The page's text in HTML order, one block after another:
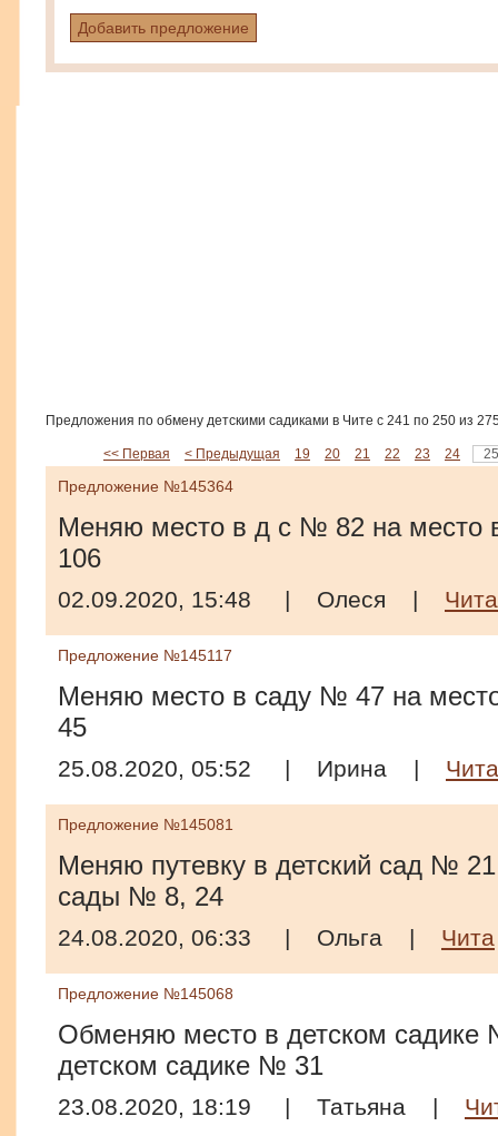
Добавить предложение
Предложения по обмену детскими садиками в Чите с 241 по 250 из
<< Первая < Предыдущая 19 20 21 22 23 24 25
Предложение №145364
Меняю место в д с № 82 на место
106
02.09.2020, 15:48 | Олеся | Чита
Предложение №145117
Меняю место в саду № 47 на
45
25.08.2020, 05:52 | Ирина | Чита
Предложение №145081
Меняю путевку в детский сад № 21
сады № 8, 24
24.08.2020, 06:33 | Ольга | Чита
Предложение №145068
Обменяю место в детском садике
детском садике № 31
23.08.2020, 18:19 | Татьяна |